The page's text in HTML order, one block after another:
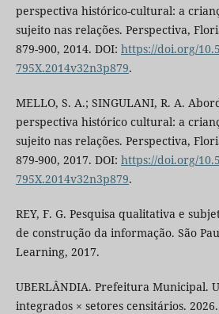
perspectiva histórico-cultural: a
sujeito nas relações. Perspectiva,
879-900, 2014. DOI: https://doi.org/
795X.2014v32n3p879.
MELLO, S. A.; SINGULANI, R. A.
perspectiva histórico cultural: a
sujeito nas relações. Perspectiva,
879-900, 2017. DOI: https://doi.org/
795X.2014v32n3p879.
REY, F. G. Pesquisa qualitativa e
de construção da informação. São
Learning, 2017.
UBERLÂNDIA. Prefeitura Municipal.
integrados × setores censitários.